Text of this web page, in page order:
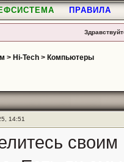
ПРАВИЛА
> Hi-Tech> Компьютеры
14:51